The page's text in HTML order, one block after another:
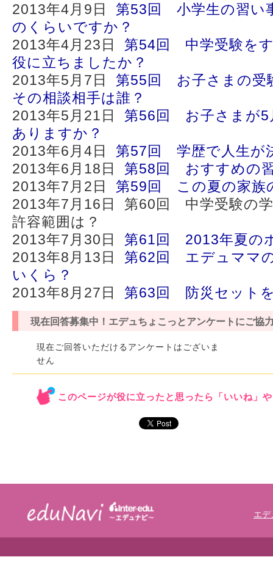
2013年4月9日 第53回 小学生の習い
のくらいですか？
2013年4月23日 第54回 中学受験を
役に立ちましたか？
2013年5月7日 第55回 お子さまの受
その相談相手は誰？
2013年5月21日 第56回 お子さまが5
ありますか？
2013年6月4日 第57回 学歴で人生が
2013年6月18日 第58回 おすすめの
2013年7月2日 第59回 この夏の家族
2013年7月16日 第60回 中学受験の
許容範囲は？
2013年7月30日 第61回 2013年夏の
2013年8月13日 第62回 エデュママ
いくら？
2013年8月27日 第63回 防災セット
現在回答募集中！エデュちょこっとアンケートにご協
現在ご回答いただけるアンケートはございま
せん
このページが役に立ったと思ったら「いいね」
エデ